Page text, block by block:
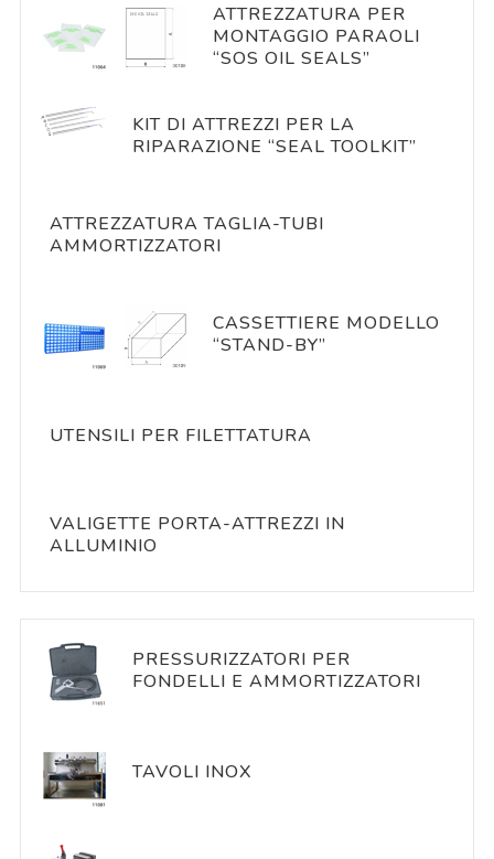
ATTREZZATURA PER
MONTAGGIO PARAOLI
“SOS OIL SEALS”
KIT DI ATTREZZI PER LA
RIPARAZIONE “SEAL TOOLKIT”
ATTREZZATURA TAGLIA-TUBI
AMMORTIZZATORI
CASSETTIERE MODELLO
“STAND-BY”
UTENSILI PER FILETTATURA
VALIGETTE PORTA-ATTREZZI IN
ALLUMINIO
PRESSURIZZATORI PER
FONDELLI E AMMORTIZZATORI
TAVOLI INOX